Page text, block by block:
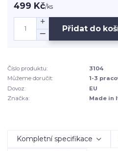
499 Kč/ks
Přidat do
Číslo produktu:
3104
Můžeme doručit:
1-3
Dovoz:
EU
Značka:
Made in
Kompletní specifikace